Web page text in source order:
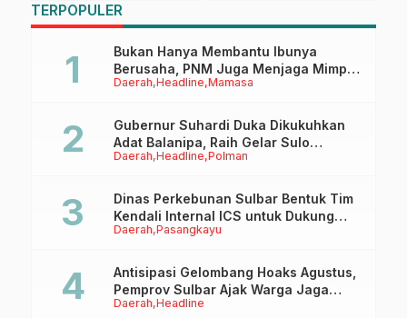
Kepala BPBD Sulbar
Pengelolaan
Keuangan Daerah
TERPOPULER
Daerah Headline Mamasa
Bukan Hanya Membantu Ibunya
Berusaha, PNM Juga Menjaga Mimpi
Anaknya Untuk Menggapai Cita-Cita
Daerah Headline Polman
Gubernur Suhardi Duka Dikukuhkan
Adat Balanipa, Raih Gelar Sulo
Tappidena
Daerah Pasangkayu
Dinas Perkebunan Sulbar Bentuk Tim
Kendali Internal ICS untuk Dukung
Sertifikasi ISPO Pekebun di
Daerah Headline
Antisipasi Gelombang Hoaks Agustus,
Pemprov Sulbar Ajak Warga Jaga
Ruang Digital